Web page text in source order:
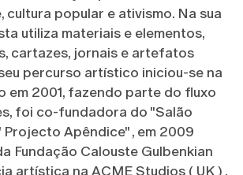
popular e ativismo. Na sua
utiliza materiais e elementos,
cartazes, jornais e artefatos
percurso artístico iniciou-se na
em 2001, fazendo parte do fluxo
foi co-fundadora do "Salão
Projecto Apêndice" , em 2009
Fundação Calouste Gulbenkian
artística na ACME Studios ( UK ) ,